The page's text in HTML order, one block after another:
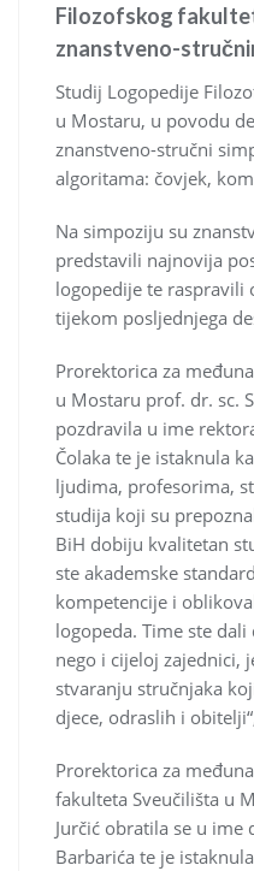
Filozofskog
znanstveno-
Studij Logopedije
u Mostaru, u povodu
znanstveno-stručni
algoritama: čovjek,
Na simpoziju su
predstavili najnovija
logopedije te raspravili
tijekom posljednjega
Prorektorica za
u Mostaru prof. dr. sc.
pozdravila u ime
Čolaka te je istaknula
ljudima, profesorima,
studija koji su
BiH dobiju kvalitetan
ste akademske
kompetencije i
logopeda. Time ste
nego i cijeloj zajednici,
stvaranju stručnjaka
djece, odraslih i
Prorektorica za
fakulteta Sveučilišta u
Jurčić obratila se u ime
Barbarića te je